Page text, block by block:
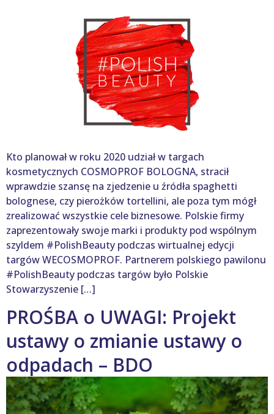
Kto planował w roku 2020 udział w targach
kosmetycznych COSMOPROF BOLOGNA, stracił
wprawdzie szansę na zjedzenie u źródła spaghetti
bolognese, czy pierożków tortellini, ale poza tym mógł
zrealizować wszystkie cele biznesowe. Polskie firmy
zaprezentowały swoje marki i produkty pod wspólnym
szyldem #PolishBeauty podczas wirtualnej edycji
targów WECOSMOPROF. Partnerem polskiego pawilonu
#PolishBeauty podczas targów było Polskie
Stowarzyszenie […]
PROŚBA o UWAGI: Projekt
ustawy o zmianie ustawy o
odpadach – BDO